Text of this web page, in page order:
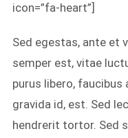
icon=”fa-heart”]
Sed egestas, ante et
semper est, vitae
purus libero,
gravida id, est. Sed
hendrerit tortor. Sed